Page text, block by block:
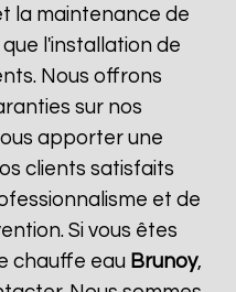
la maintenance de
l'installation de
Nous offrons
sur nos
apporter une
clients satisfaits
et de
Si vous êtes
chauffe eau Brunoy,